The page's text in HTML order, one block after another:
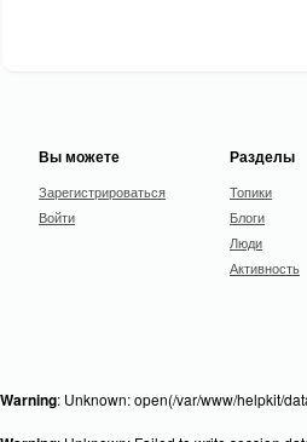
Вы можете
Зарегистрироваться
Войти
Разделы
Топики
Блоги
Люди
Активность
Warning: Unknown: open(/var/www/helpkit/